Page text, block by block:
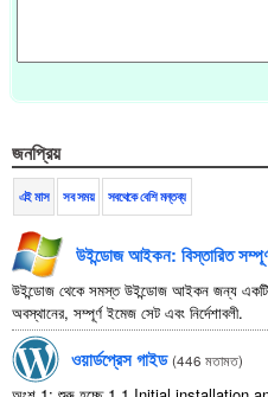
জনপ্রিয়
এই মাস সব সময় সবথেকে বেশি মন্তব্য
উইন্ডোজ আইকন: বিস্তারিত
উইন্ডোজ থেকে সমস্ত উইন্ডোজ আইকন জন্য একটি
অবস্থানের, সম্পূর্ণ ইমেজ সেট এবং নির্দেশাবলী.
ওয়ার্ডপ্রেস গাইড (446 মতামত)